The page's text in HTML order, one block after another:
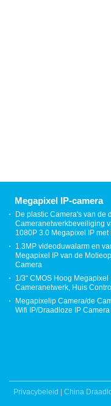
Megapixel IP-camera
De plastic Camera's van de
Cameranetwerkbeveiliging
1080P 3.0 Megapixel IP met
1.3MP videoduwalarm en
Megapixel IP van de
Camera
1/3“ CMOS Hoog Megapixel
Cameranetwerk, Huis
Megapixelip Camera/de
Wifi IP/Draadloze IP Camera
Privacybeleid China